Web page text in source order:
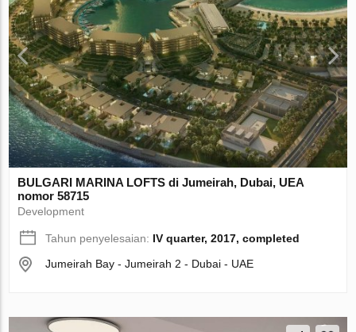
BULGARI MARINA LOFTS di Jumeirah, Dubai, UEA
nomor 58715
Development
Tahun penyelesaian: IV quarter, 2017, completed
Jumeirah Bay - Jumeirah 2 - Dubai - UAE